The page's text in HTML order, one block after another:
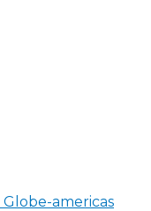
Globe-americas